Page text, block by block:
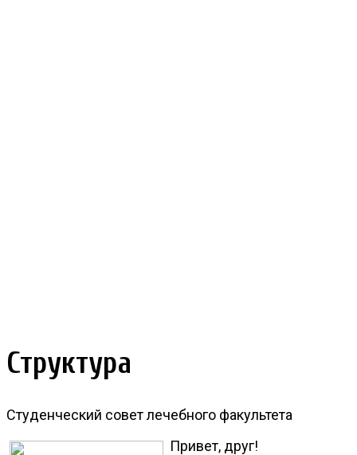
Структура
Студенческий совет лечебного факультета
Привет, друг!